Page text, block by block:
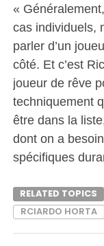
«
cas individuels,
parler d’un
côté. Et c’est
joueur de rêve
techniquement
être dans la
dont on a
spécifiques
RELATED TOPICS
RCIARDO HORTA